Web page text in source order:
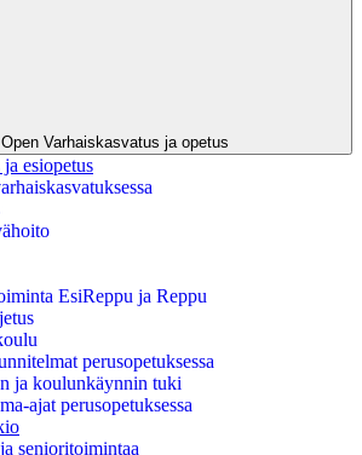
Open Varhaiskasvatus ja opetus
esiopetus
EsiReppu ja Reppu
perusopetuksessa
ja koulunkäynnin tuki
ajat perusopetuksessa
senioritoimintaa